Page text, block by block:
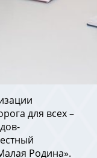
для всех –
Родина».